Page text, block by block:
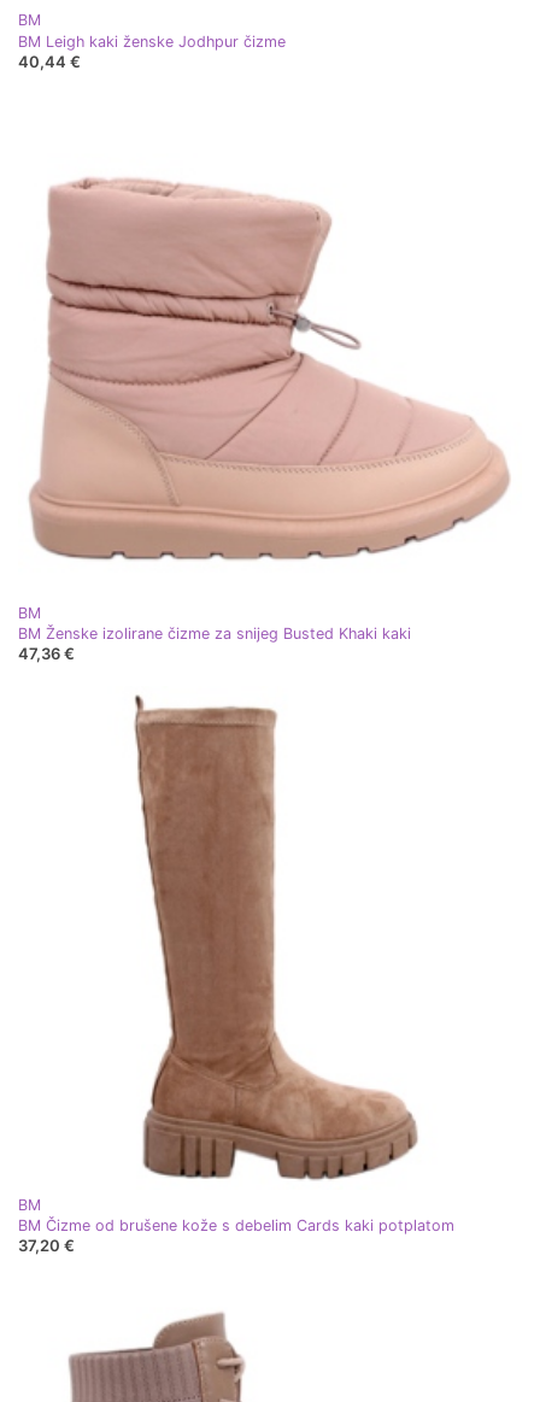
BM
BM Leigh kaki ženske Jodhpur čizme
40,44 €
BM
BM Ženske izolirane čizme za snijeg Busted Khaki kaki
47,36 €
BM
BM Čizme od brušene kože s debelim Cards kaki potplatom
37,20 €